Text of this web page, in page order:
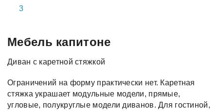
Мебель капитоне
Диван с каретной стяжкой
Ограничений на форму практически нет. Каретная
стяжка украшает модульные модели, прямые,
угловые, полукруглые модели диванов. Для гостиной,